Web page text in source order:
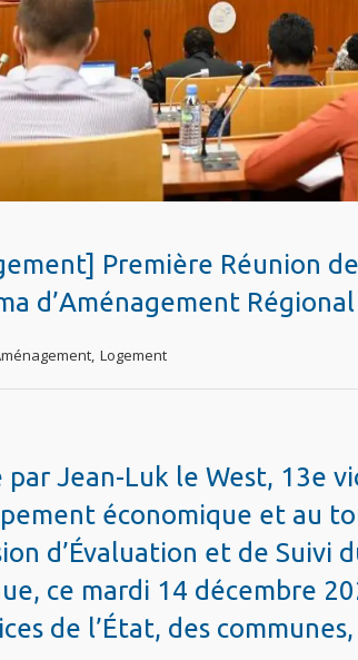
Première Réunion
d’Aménagement
, Logement
par Jean-Luk le West, 13e
économique et au
d’Évaluation et de Suivi
ce mardi 14 décembre
de l’État, des